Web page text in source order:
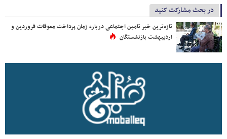
در بحث مشارکت کنید
تازه‌ترین خبر تامین اجتماعی درباره زمان پرداخت معوقات فروردین و
اردیبهشت بازنشستگان